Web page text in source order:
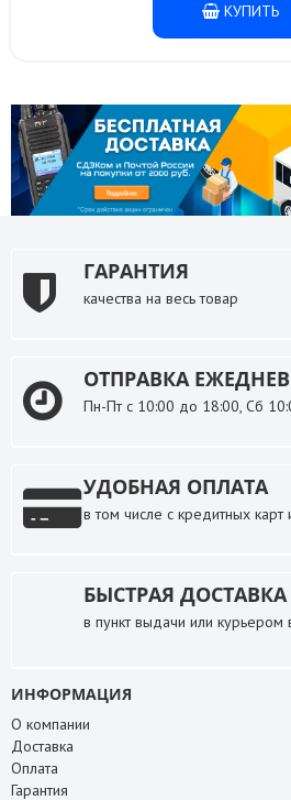
КУПИТЬ
ГАРАНТИЯ
качества на весь товар
ОТПРАВКА
Пн-Пт с 10:00 до 18:00, Сб
УДОБНАЯ ОПЛАТА
в том числе с кредитных
БЫСТРАЯ ДОСТАВКА
в пункт выдачи или
ИНФОРМАЦИЯ
О компании
Доставка
Оплата
Гарантия